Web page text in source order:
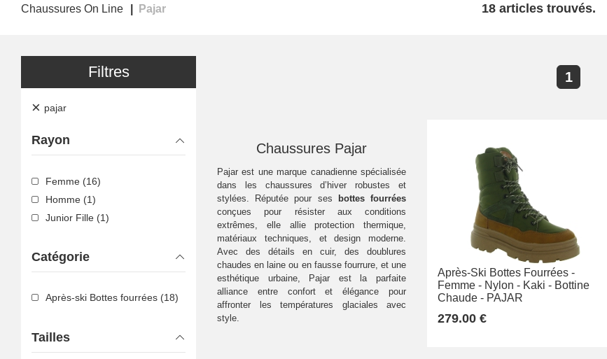
Chaussures On Line Pajar 18 articles trouvés.
Filtres
× pajar
Rayon
Femme (16)
Homme (1)
Junior Fille (1)
Catégorie
Après-ski Bottes fourrées (18)
Tailles
1
Chaussures Pajar
Pajar est une marque canadienne spécialisée
dans les chaussures d’hiver robustes et
stylées. Réputée pour ses
bottes fourrées
conçues pour résister aux conditions
extrêmes, elle allie protection thermique,
matériaux techniques, et design moderne.
Avec des détails en cuir, des doublures
chaudes en laine ou en fausse fourrure, et une
esthétique urbaine, Pajar est la parfaite
alliance entre confort et élégance pour
affronter les températures glaciales avec
style.
Après-Ski Bottes Fourrées -
Femme - Nylon - Kaki - Bottine
Chaude - PAJAR
279.00 €